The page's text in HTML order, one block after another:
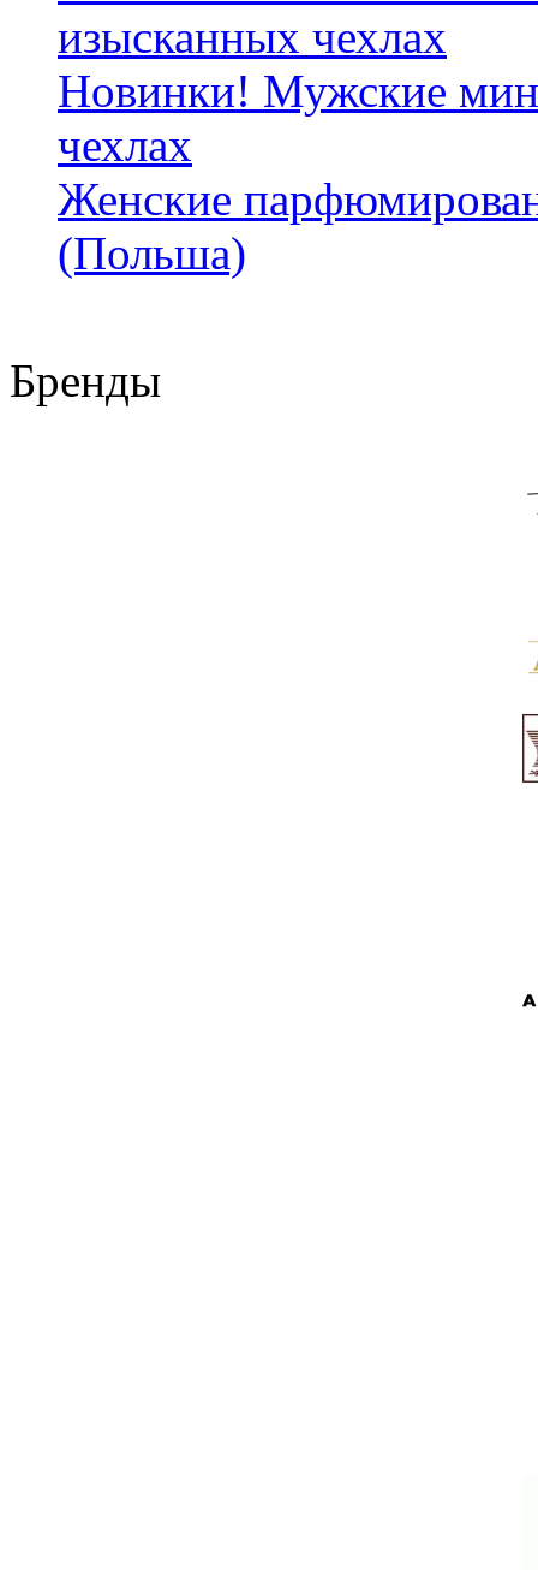
изысканных чехлах
Новинки! Мужские
чехлах
Женские
(Польша)
Бренды